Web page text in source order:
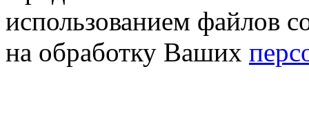
использованием файлов
на обработку Ваших